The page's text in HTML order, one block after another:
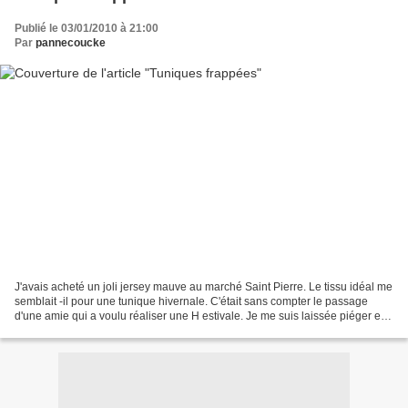
Publié le 03/01/2010 à 21:00
Par pannecoucke
J'avais acheté un joli jersey mauve au marché Saint Pierre. Le tissu idéal me
semblait -il pour une tunique hivernale. C'était sans compter le passage
d'une amie qui a voulu réaliser une H estivale. Je me suis laissée piéger et